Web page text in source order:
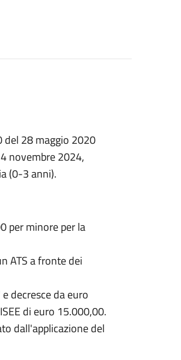
del 28 maggio 2020
novembre 2024,
(0-3 anni).
per minore per la
ATS a fronte dei
decresce da euro
di euro 15.000,00.
dall'applicazione del